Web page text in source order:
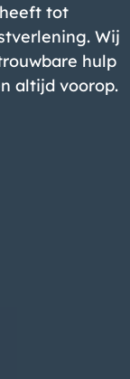
tot
Wij
hulp
altijd voorop.